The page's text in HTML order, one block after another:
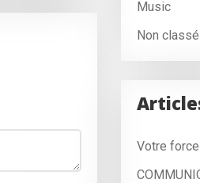
Music
Non classé
Votre